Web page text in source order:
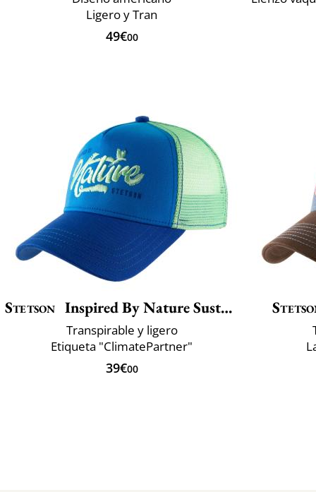
Ligero y Tran
49€00
Stetson Inspired By Nature Sustainable
Transpirable y ligero
Etiqueta "ClimatePartner"
39€00